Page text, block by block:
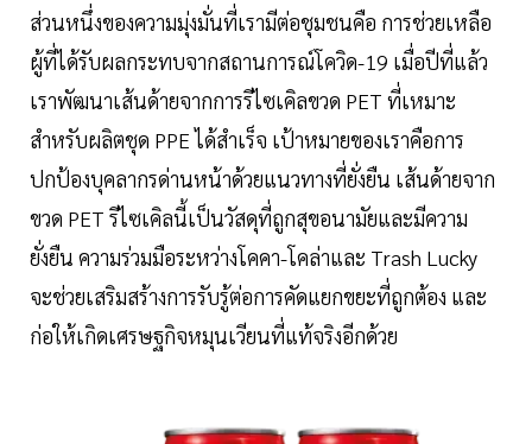
ส่วนหนึ่งของความมุ่งมั่นที่เรามีต่อชุมชนคือ การช่วยเหลือ
ผู้ที่ได้รับผลกระทบจากสถานการณ์โควิด-19 เมื่อปีที่แล้ว
เราพัฒนาเส้นด้ายจากการรีไซเคิลขวด PET ที่เหมาะ
สำหรับผลิตชุด PPE ได้สำเร็จ เป้าหมายของเราคือการ
ปกป้องบุคลากรด่านหน้าด้วยแนวทางที่ยั่งยืน เส้นด้ายจาก
ขวด PET รีไซเคิลนี้เป็นวัสดุที่ถูกสุขอนามัยและมีความ
ยั่งยืน ความร่วมมือระหว่างโคคา-โคล่าและ Trash Lucky
จะช่วยเสริมสร้างการรับรู้ต่อการคัดแยกขยะที่ถูกต้อง และ
ก่อให้เกิดเศรษฐกิจหมุนเวียนที่แท้จริงอีกด้วย